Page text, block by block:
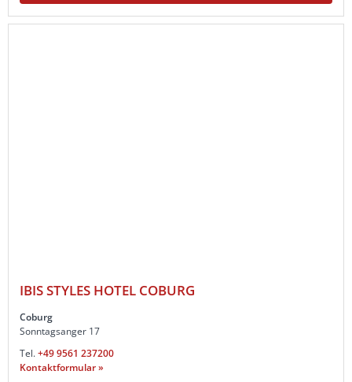
IBIS STYLES HOTEL COBURG
Coburg
Sonntagsanger 17
Tel.+49 9561 237200
Kontaktformular »